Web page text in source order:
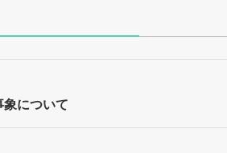
について